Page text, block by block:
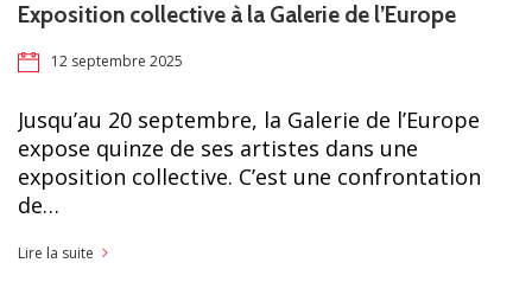
Exposition collective à la Galerie de l’Europe
12 septembre 2025
Jusqu’au 20 septembre, la Galerie de l’Europe
expose quinze de ses artistes dans une
exposition collective. C’est une confrontation
de…
Lire la suite